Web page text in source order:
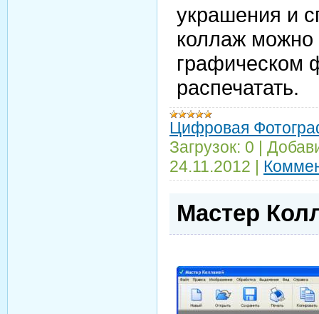
украшения и
коллаж
графическом
распечатать.
Цифровая
Загрузок: 0
24.11.2012
Мастер